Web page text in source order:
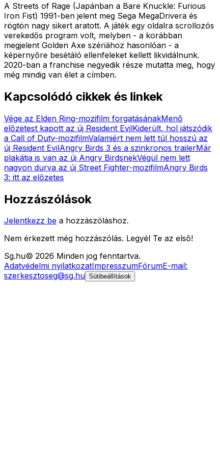
A Streets of Rage (Japánban a Bare Knuckle: Furious
Iron Fist) 1991-ben jelent meg Sega MegaDrivera és
rögtön nagy sikert aratott. A játék egy oldalra scrollozós
verekedős program volt, melyben - a korábban
megjelent Golden Axe szériához hasonlóan - a
képernyőre besétáló ellenfeleket kellett likvidálnunk.
2020-ban a franchise negyedik része mutatta meg, hogy
még mindig van élet a címben.
Kapcsolódó cikkek és linkek
Vége az Elden Ring-mozifilm forgatásánakMenő
előzetest kapott az új Resident EvilKiderült, hol játszódik
a Call of Duty-mozifilmValamiért nem lett túl hosszú az
új Resident EvilAngry Birds 3 és a szinkronos trailerMár
plakátja is van az új Angry BirdsnekVégül nem lett
nagyon durva az új Street Fighter-mozifilmAngry Birds
3: itt az előzetes
Hozzászólások
Jelentkezz be a hozzászóláshoz.
Nem érkezett még hozzászólás. Legyél Te az első!
Sg.hu© 2026 Minden jog fenntartva.
Adatvédelmi nyilatkozatImpresszumFórumE-mail:
szerkesztoseg@sg.hu Sütibeállítások